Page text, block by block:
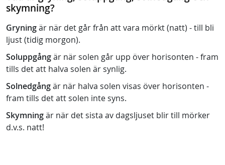
skymning?
Gryningär när det går från att vara mörkt (natt) - till bli
ljust (tidig morgon).
Soluppgångär när solen går upp över horisonten - fram
tills det att halva solen är synlig.
Solnedgångär när halva solen visas över horisonten -
fram tills det att solen inte syns.
Skymningär när det sista av dagsljuset blir till mörker
d.v.s. natt!